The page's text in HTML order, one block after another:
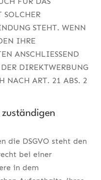
SOLCHER
STEHT. WENN
IHRE
ANSCHLIESSEND
DIREKTWERBUNG
NACH ART. 21 ABS. 2
die DSGVO steht den
bei einer
in dem